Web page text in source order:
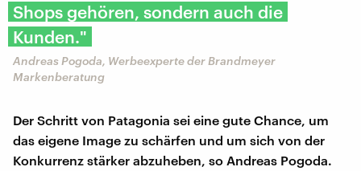
Shops gehören, sondern auch die
Kunden."
Andreas Pogoda, Werbeexperte der Brandmeyer
Markenberatung
Der Schritt von Patagonia sei eine gute Chance, um
das eigene Image zu schärfen und um sich von der
Konkurrenz stärker abzuheben, so Andreas Pogoda.